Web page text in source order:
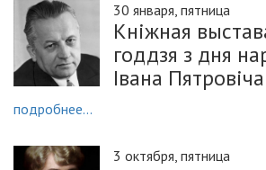
30 января, пятница
Кнiжная
годдзя з дня
Iвана
подробнее...
3 октября, пятница